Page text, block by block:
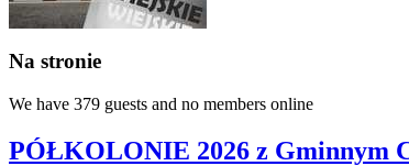
Na stronie
We have 379 guests and no members online
PÓŁKOLONIE 2026 z Gminnym